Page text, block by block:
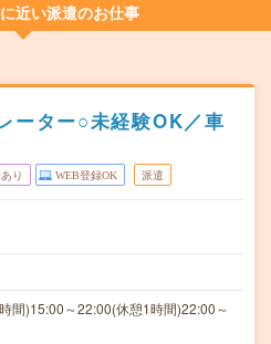
近い派遣のお仕事
ーター○未経験OK／車
り WEB登録OK 派遣
間)15:00～22:00(休憩1時間)22:00～